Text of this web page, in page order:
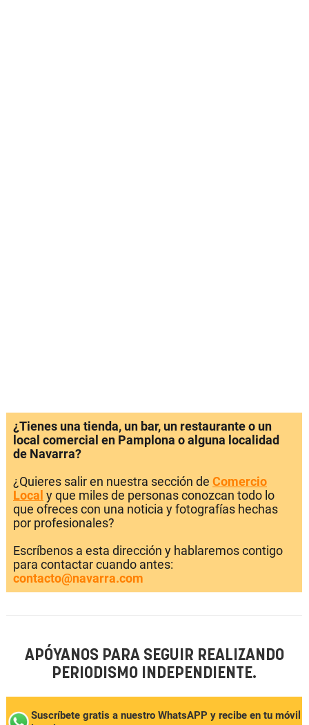
¿Tienes una tienda, un bar, un restaurante o un
local comercial en Pamplona o alguna localidad
de Navarra?
¿Quieres salir en nuestra sección de Comercio
Local y que miles de personas conozcan todo lo
que ofreces con una noticia y fotografías hechas
por profesionales?
Escríbenos a esta dirección y hablaremos contigo
para contactar cuando antes:
contacto@navarra.com
APÓYANOS PARA SEGUIR REALIZANDO
PERIODISMO INDEPENDIENTE.
Suscríbete gratis a nuestro WhatsAPP y recibe en tu móvil